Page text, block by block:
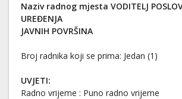
Naziv radnog mjesta VODITELJ
UREĐENJA
JAVNIH POVRŠINA
Broj radnika koji se prima: Jedan (1)
UVJETI:
Radno vrijeme : Puno radno vrijeme